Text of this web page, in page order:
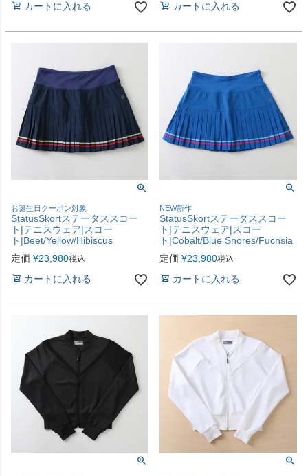
カートに入れる カートに入れる
お誕生日クーポン対象
StatusSkortステータススコー
ト|テニスウェア|スコー
ト|Beet/Yellow/Hibiscus
定価 ¥23,980税込
カートに入れる
NEW新作
StatusSkortステータススコー
ト|テニスウェア|スコー
ト|Cobalt/Blue Shores/Fuchsia
定価 ¥23,980税込
カートに入れる